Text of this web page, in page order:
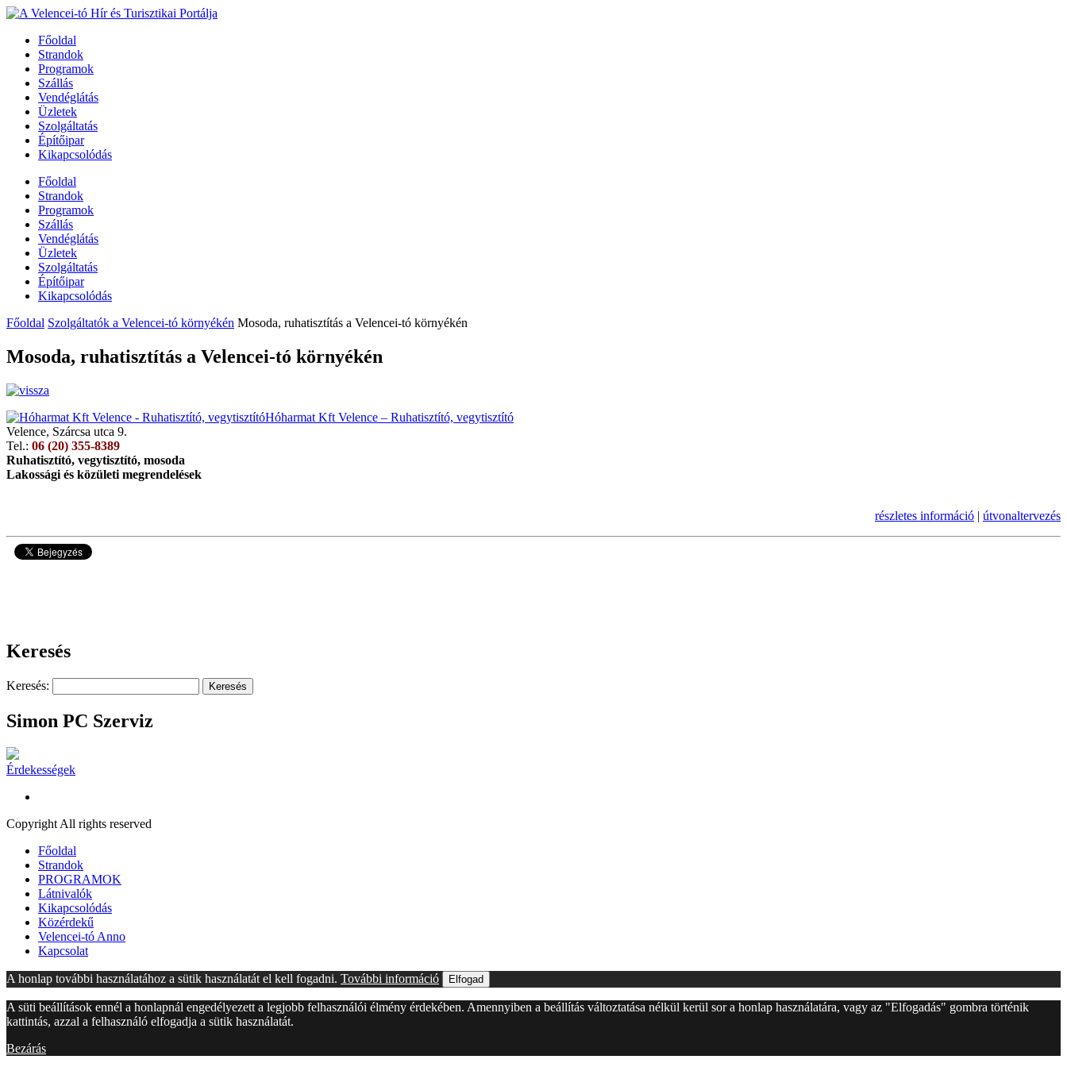
Főoldal
Strandok
Programok
Szállás
Vendéglátás
Üzletek
Szolgáltatás
Építőipar
Kikapcsolódás
Főoldal
Strandok
Programok
Szállás
Vendéglátás
Üzletek
Szolgáltatás
Építőipar
Kikapcsolódás
Főoldal Szolgáltatók a Velencei-tó környékén Mosoda, ruhatisztítás a Velencei-tó környékén
Mosoda, ruhatisztítás a Velencei-tó környékén
Hóharmat Kft Velence – Ruhatisztító, vegytisztító
Velence, Szárcsa utca 9.
Tel.: 06 (20) 355-8389
Ruhatisztító, vegytisztító, mosoda
Lakossági és közületi megrendelések
részletes információ | útvonaltervezés
Keresés
Keresés:
Simon PC Szerviz
Érdekességek
Copyright All rights reserved
Főoldal
Strandok
PROGRAMOK
Látnivalók
Kikapcsolódás
Közérdekű
Velencei-tó Anno
Kapcsolat
A honlap további használatához a sütik használatát el kell fogadni. További információ Elfogad
A süti beállítások ennél a honlapnál engedélyezett a legjobb felhasználói élmény érdekében. Amennyiben a beállítás változtatása nélkül kerül sor a honlap használatára, vagy az "Elfogadás" gombra történik
kattintás, azzal a felhasználó elfogadja a sütik használatát.
Bezárás